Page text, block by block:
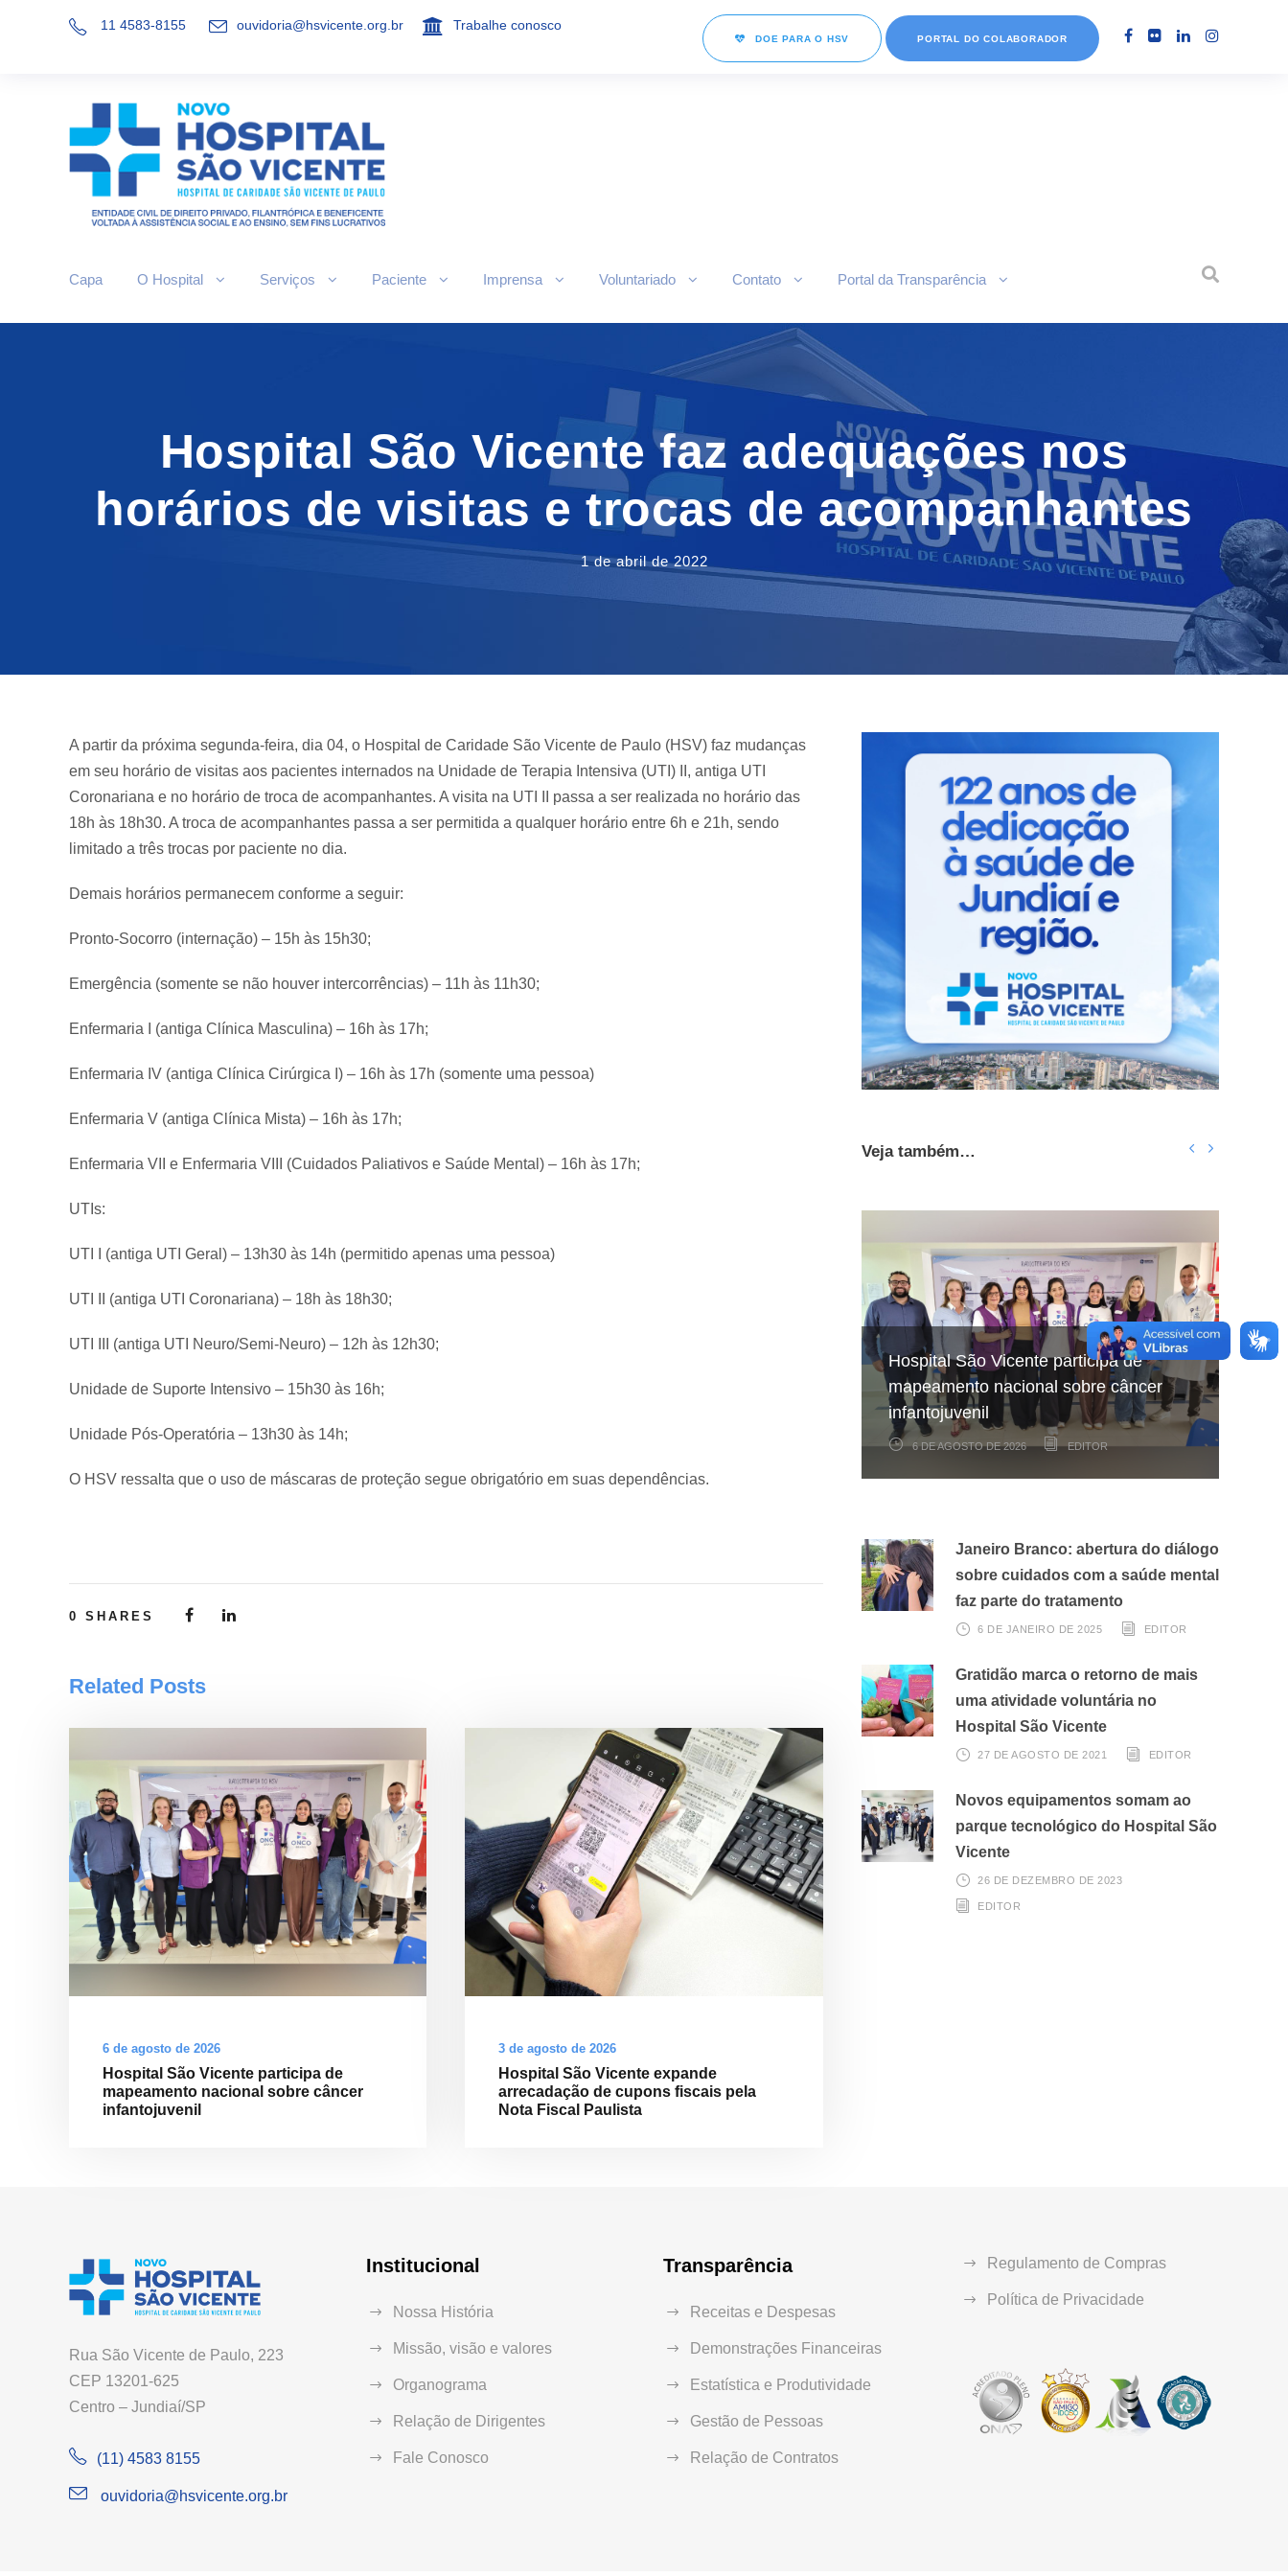
11 4583-8155 ouvidoria@hsvicente.org.br Trabalhe conosco
DOE PARA O HSV PORTAL DO COLABORADOR
Capa O Hospital Serviços Paciente Imprensa Voluntariado Contato Portal da Transparência
Hospital São Vicente faz adequações nos
horários de visitas e trocas de acompanhantes
1 de abril de 2022
A partir da próxima segunda-feira, dia 04, o Hospital de Caridade São Vicente de Paulo (HSV) faz mudanças
em seu horário de visitas aos pacientes internados na Unidade de Terapia Intensiva (UTI) II, antiga UTI
Coronariana e no horário de troca de acompanhantes. A visita na UTI II passa a ser realizada no horário das
18h às 18h30. A troca de acompanhantes passa a ser permitida a qualquer horário entre 6h e 21h, sendo
limitado a três trocas por paciente no dia.
Demais horários permanecem conforme a seguir:
Pronto-Socorro (internação) – 15h às 15h30;
Emergência (somente se não houver intercorrências) – 11h às 11h30;
Enfermaria I (antiga Clínica Masculina) – 16h às 17h;
Enfermaria IV (antiga Clínica Cirúrgica I) – 16h às 17h (somente uma pessoa)
Enfermaria V (antiga Clínica Mista) – 16h às 17h;
Enfermaria VII e Enfermaria VIII (Cuidados Paliativos e Saúde Mental) – 16h às 17h;
UTIs:
UTI I (antiga UTI Geral) – 13h30 às 14h (permitido apenas uma pessoa)
UTI II (antiga UTI Coronariana) – 18h às 18h30;
UTI III (antiga UTI Neuro/Semi-Neuro) – 12h às 12h30;
Unidade de Suporte Intensivo – 15h30 às 16h;
Unidade Pós-Operatória – 13h30 às 14h;
O HSV ressalta que o uso de máscaras de proteção segue obrigatório em suas dependências.
0 SHARES
Related Posts
6 de agosto de 2026
Hospital São Vicente participa de
mapeamento nacional sobre câncer
infantojuvenil
3 de agosto de 2026
Hospital São Vicente expande
arrecadação de cupons fiscais pela
Nota Fiscal Paulista
Veja também…
Hospital São Vicente participa de
mapeamento nacional sobre câncer
infantojuvenil
6 DE AGOSTO DE 2026 EDITOR
Hospital São Vicente expande
arrecadação de cupons fiscais pela
Nota Fiscal Paulista
3 DE AGOSTO DE 2026 EDITOR
Projeto celebra aniversários de
pacientes internados no Hospital São
Vicente
22 DE JULHO DE 2026 EDITOR
Janeiro Branco: abertura do diálogo
sobre cuidados com a saúde mental
faz parte do tratamento
6 DE JANEIRO DE 2025 EDITOR
Gratidão marca o retorno de mais
uma atividade voluntária no
Hospital São Vicente
27 DE AGOSTO DE 2021 EDITOR
Novos equipamentos somam ao
parque tecnológico do Hospital São
Vicente
26 DE DEZEMBRO DE 2023
EDITOR
Rua São Vicente de Paulo, 223
CEP 13201-625
Centro – Jundiaí/SP
(11) 4583 8155
ouvidoria@hsvicente.org.br
Institucional
Nossa História
Missão, visão e valores
Organograma
Relação de Dirigentes
Fale Conosco
Transparência
Receitas e Despesas
Demonstrações Financeiras
Estatística e Produtividade
Gestão de Pessoas
Relação de Contratos
Regulamento de Compras
Política de Privacidade